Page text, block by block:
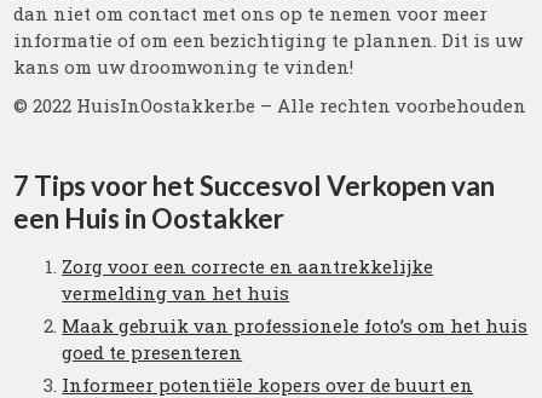
dan niet om contact met ons op te nemen voor meer
informatie of om een bezichtiging te plannen. Dit is uw
kans om uw droomwoning te vinden!
© 2022 HuisInOostakker.be – Alle rechten voorbehouden
7 Tips voor het Succesvol Verkopen van
een Huis in Oostakker
Zorg voor een correcte en aantrekkelijke
vermelding van het huis
Maak gebruik van professionele foto’s om het huis
goed te presenteren
Informeer potentiële kopers over de buurt en